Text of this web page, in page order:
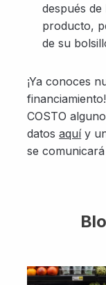
después
producto,
de su
¡Ya conoces
COSTO
datosaquíy
se